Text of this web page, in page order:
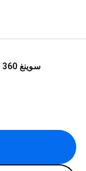
سوينغ 360